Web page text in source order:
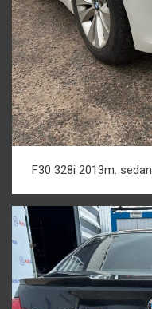
F30 328i 2013m.